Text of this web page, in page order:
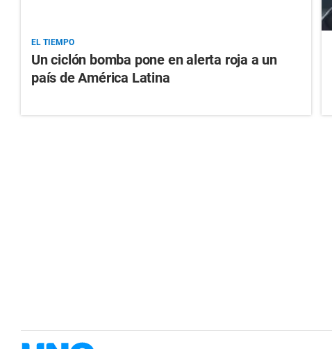
EL TIEMPO
Un ciclón bomba pone en alerta roja a un
país de América Latina